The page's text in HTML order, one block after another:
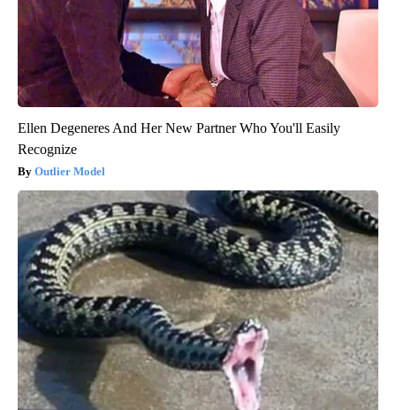
Ellen Degeneres And Her New Partner Who You'll Easily
Recognize
Outlier Model